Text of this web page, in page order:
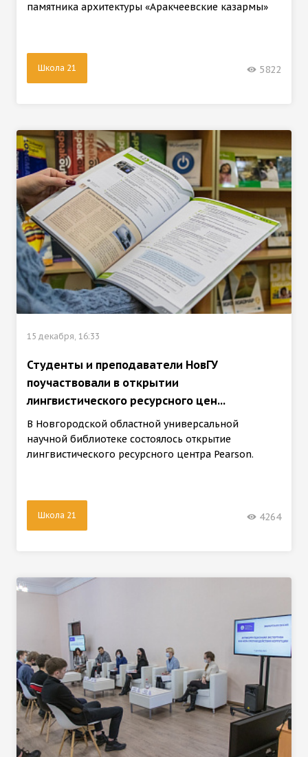
памятника архитектуры «Аракчеевские казармы»
Школа 21 5822
15 декабря, 16:33
Студенты и преподаватели НовГУ
поучаствовали в открытии
лингвистического ресурсного цен...
В Новгородской областной универсальной
научной библиотеке состоялось открытие
лингвистического ресурсного центра Pearson.
Школа 21 4264